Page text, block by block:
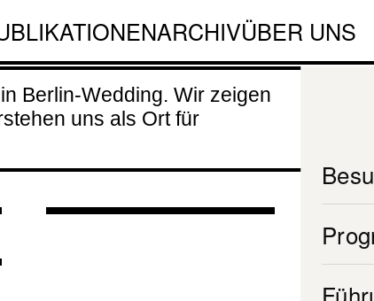
ARCHIVÜBER UNS
Berlin-Wedding. Wir zeigen
uns als Ort für
Community
Space
26.02.2026
bis
31.01.2027